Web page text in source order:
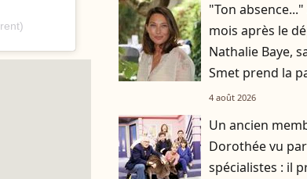
"Ton
mois après le
Nathalie Baye,
Smet prend la
4 août 2026
Un ancien
Dorothée vu
spécialistes : il